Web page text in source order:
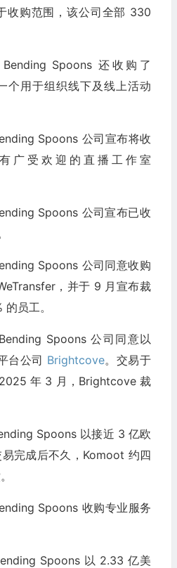
收购范围，该公司全部 330
Spoons 还收购了
个用于组织线下及线上活动
Spoons 公司宣布将收
广受欢迎的直播工作室
Spoons 公司宣布已收
Spoons 公司同意收购
，并于 9 月宣布裁
员工。
Spoons 公司同意以
台公司 Brightcove。交易于
年 3 月，Brightcove 裁
Spoons 以接近 3 亿欧
完成后不久，Komoot 约四
Spoons 收购专业服务
Spoons 以 2.33 亿美